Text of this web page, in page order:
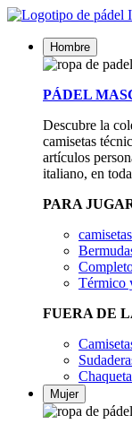
Hombre
PÁDEL
Descubre la
camisetas
artículos
italiano, en
PARA
camisetas
Térmico
FUERA DE
Mujer